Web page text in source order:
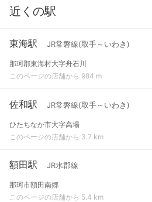
近くの駅
東海駅 JR常磐線(取手～いわき)
那珂郡東海村大字舟石川
このページの店舗から 984 m
佐和駅 JR常磐線(取手～いわき)
ひたちなか市大字高場
このページの店舗から 3.7 km
額田駅 JR水郡線
那珂市額田南郷
このページの店舗から 5.4 km